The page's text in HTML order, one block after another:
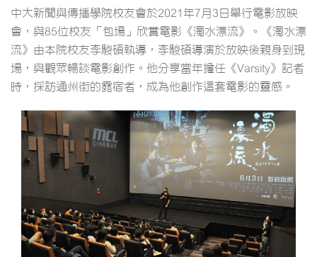
中大新聞與傳播學院校友會於2021年7月3日舉行電影放映
會，與85位校友「包場」欣賞電影《濁水漂流》。《濁水漂
流》由本院校友李駿碩執導，李駿碩導演於放映後親身到現
場，與觀眾暢談電影創作。他分享當年擔任《Varsity》記者
時，採訪通州街的露宿者，成為他創作這套電影的靈感。